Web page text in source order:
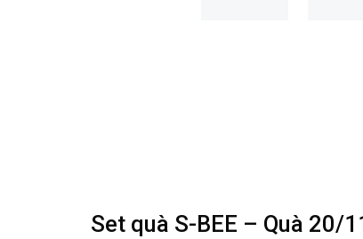
Set quà S-BEE – Quà 20/